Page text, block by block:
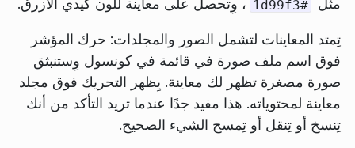
مثل
#1d99f3 ، وِتحصل على معاينة للون كيدي الأزرق.
تِمتد المعاينات لتشمل الصور والمجلدات: حرك المؤشر
فوق اسم ملف صورة في قائمة في كونسول وِستنبثق
صورة مصغرة تظهر لك معاينة. يِظهر التحريك فوق مجلد
معاينة لمحتوياته. هذا مفيد جدًا عندما تريد التأكد من أنك
تِنسخ أو تِنقل أو تِمسح الشيء الصحيح.